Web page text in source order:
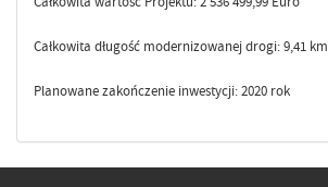
Całkowita długość modernizowanej drogi: 9,41 km
Planowane zakończenie inwestycji: 2020 rok